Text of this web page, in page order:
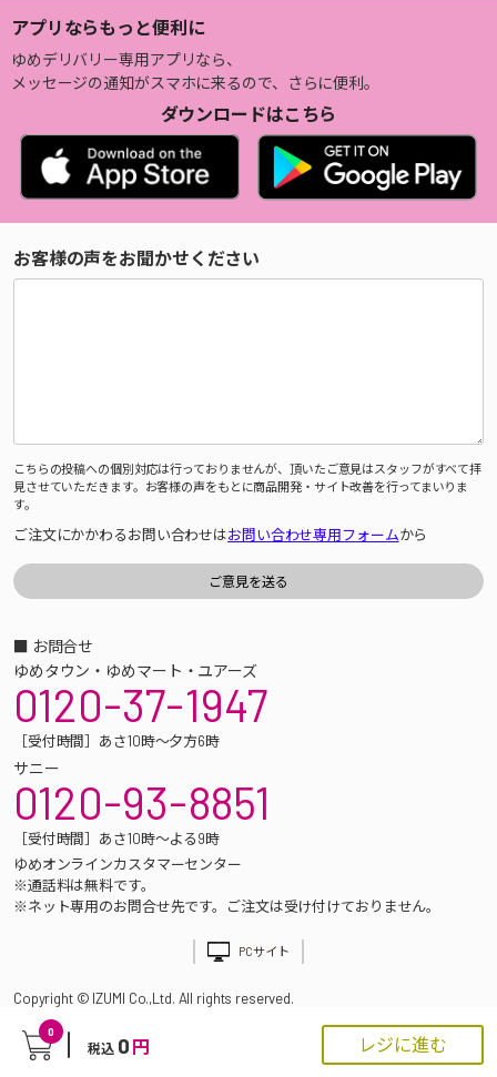
0
税込 0 円 レジに進む
アプリならもっと便利に
ゆめデリバリー専用アプリなら、
メッセージの通知がスマホに来るので、さらに便利。
ダウンロードはこちら
お客様の声をお聞かせください
こちらの投稿への個別対応は行っておりませんが、頂いたご意見はスタッフがすべて拝
見させていただきます。お客様の声をもとに商品開発・サイト改善を行ってまいりま
す。
ご注文にかかわるお問い合わせはお問い合わせ専用フォームから
■ お問合せ
ゆめタウン・ゆめマート・ユアーズ
0120-37-1947
［受付時間］あさ10時～夕方6時
サニー
0120-93-8851
［受付時間］あさ10時～よる9時
ゆめオンラインカスタマーセンター
※通話料は無料です。
※ネット専用のお問合せ先です。ご注文は受け付けておりません。
PCサイト
Copyright © IZUMI Co.,Ltd. All rights reserved.